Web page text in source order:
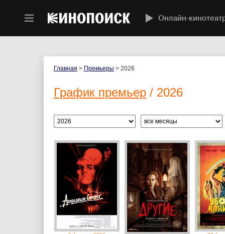
Онлайн-
Главная > Премьеры > 2026
График премьер / 2026